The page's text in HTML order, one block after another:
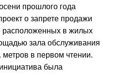
прошлого года
о запрете продажи
расположенных в жилых
зала обслуживания
метров в первом чтении.
была